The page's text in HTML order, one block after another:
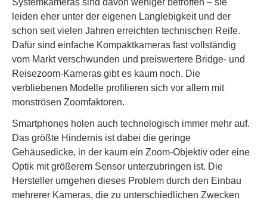
Systemkameras sind davon weniger betroffen – sie
leiden eher unter der eigenen Langlebigkeit und der
schon seit vielen Jahren erreichten technischen Reife.
Dafür sind einfache Kompaktkameras fast vollständig
vom Markt verschwunden und preiswertere Bridge- und
Reisezoom-Kameras gibt es kaum noch. Die
verbliebenen Modelle profilieren sich vor allem mit
monströsen Zoomfaktoren.
Smartphones holen auch technologisch immer mehr auf.
Das größte Hindernis ist dabei die geringe
Gehäusedicke, in der kaum ein Zoom-Objektiv oder eine
Optik mit größerem Sensor unterzubringen ist. Die
Hersteller umgehen dieses Problem durch den Einbau
mehrerer Kameras, die zu unterschiedlichen Zwecken